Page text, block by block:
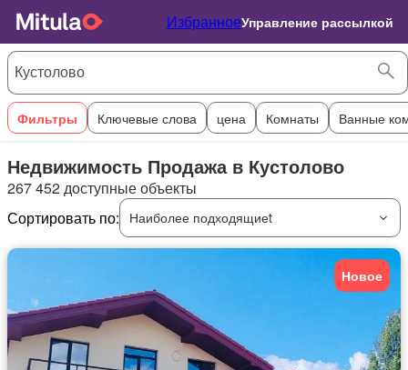
ИзбранноеУправление рассылкой
Фильтры Ключевые слова цена Комнаты Ванные
Недвижимость Продажа в Кустолово
267 452 доступные объекты
Сортировать по:
Наиболее подходящиеt
Новое